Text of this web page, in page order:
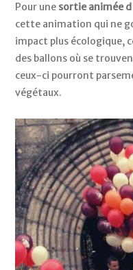
Pour une sortie animée
cette animation qui ne
impact plus écologique,
des ballons où se
ceux-ci pourront
végétaux.